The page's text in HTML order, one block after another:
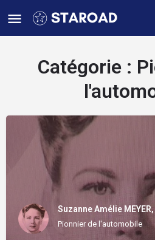
Catégorie :
Suzanne Amélie
Pionnier de l'automobile